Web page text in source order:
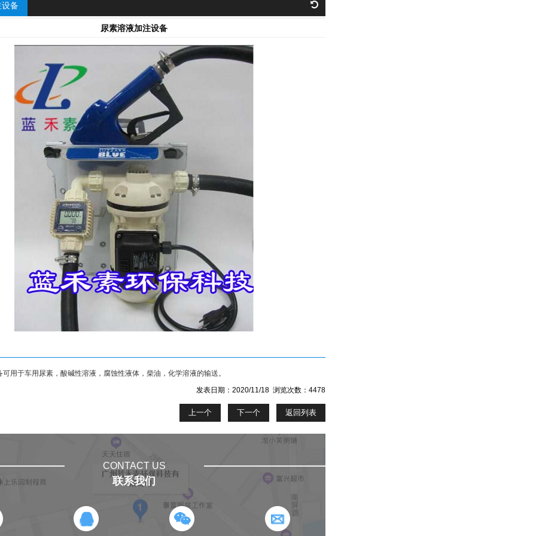
备
尿素溶液加注设备
可用于车用尿素，酸碱性溶液，腐蚀性液体，柴油，化学溶液的输送。
发表日期：2020/11/18 浏览次数：4478
上一个 下一个 返回列表
CONTACT US
联系我们